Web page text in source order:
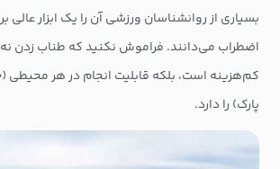
بسیاری از روانشناسان ورزشی آن را یک ابزار عالی
اضطراب می‌دانند. فراموش نکنید که طناب زدن
کم‌هزینه است، بلکه قابلیت انجام در هر محیطی
پارک) را دارد.